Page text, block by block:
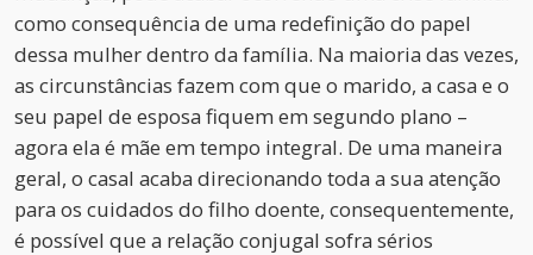
como consequência de uma redefinição do papel
dessa mulher dentro da família. Na maioria das vezes,
as circunstâncias fazem com que o marido, a casa e o
seu papel de esposa fiquem em segundo plano –
agora ela é mãe em tempo integral. De uma maneira
geral, o casal acaba direcionando toda a sua atenção
para os cuidados do filho doente, consequentemente,
é possível que a relação conjugal sofra sérios